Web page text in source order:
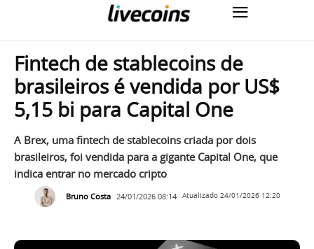
Fintech de stablecoins de
brasileiros é vendida por US$
5,15 bi para Capital One
A Brex, uma fintech de stablecoins criada por dois
brasileiros, foi vendida para a gigante Capital One, que
indica entrar no mercado cripto
Bruno Costa 24/01/2026 08:14 Atualizado 24/01/2026 12:20